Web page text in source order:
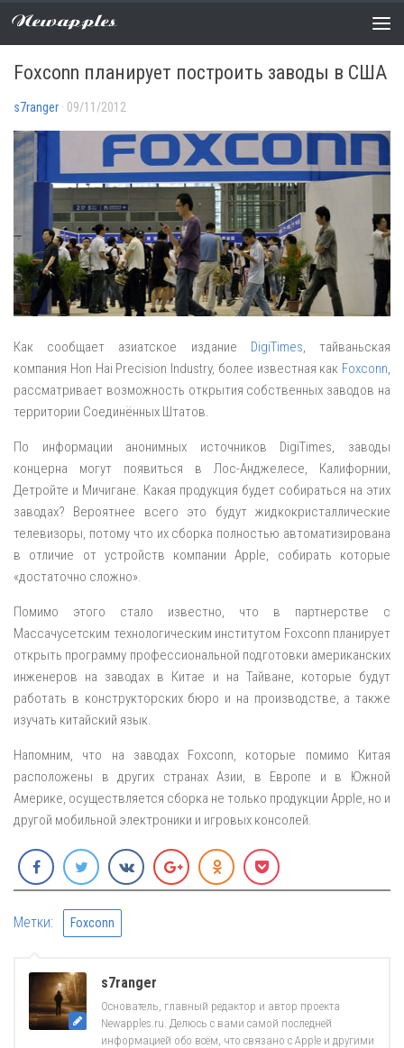
Newapples
СЛУХИ 0 COMMENTS
Foxconn планирует построить заводы в США
s7ranger · 09/11/2012
Как сообщает азиатское издание DigiTimes , тайваньская
компания Hon Hai Precision Industry, более известная как Foxconn
рассматривает возможность открытия собственных заводов на
территории Соединённых Штатов.
По информации анонимных источников DigiTimes, заводы
концерна могут появиться в Лос-Анджелесе, Калифорнии,
Детройте и Мичигане. Какая продукция будет собираться на этих
заводах? Вероятнее всего это будут жидкокристаллические
телевизоры, потому что их сборка полностью автоматизирована
в отличие от устройств компании Apple, собирать которые
«достаточно сложно».
Помимо этого стало известно, что в партнерстве с
Массачусетским технологическим институтом Foxconn планирует
открыть программу профессиональной подготовки американских
инженеров на заводах в Китае и на Тайване, которые будут
работать в конструкторских бюро и на производстве, а также
изучать китайский язык.
Напомним, что на заводах Foxconn, которые помимо Китая
расположены в других странах Азии, в Европе и в Южной
Америке, осуществляется сборка не только продукции Apple, но и
другой мобильной электроники и игровых консолей.
Метки: Foxconn
s7ranger
Основатель, главный редактор и автор проекта
Newapples.ru. Делюсь с вами самой последней
информацией обо всём, что связано с Apple и другими